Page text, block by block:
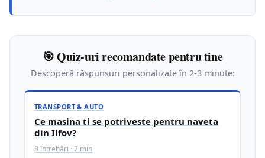
🎯 Quiz-uri recomandate pentru tine
Descoperă răspunsuri personalizate în 2-3 minute:
TRANSPORT & AUTO
Ce masina ti se potriveste pentru naveta
din Ilfov?
8 întrebări · 2 min